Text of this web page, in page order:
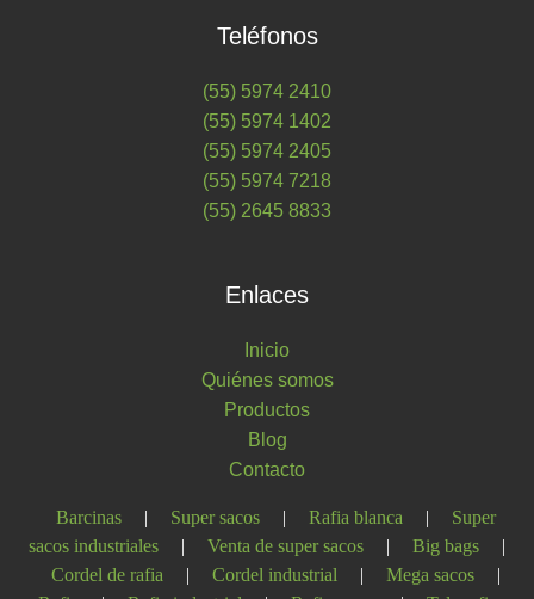
Teléfonos
(55) 5974 2410
(55) 5974 1402
(55) 5974 2405
(55) 5974 7218
(55) 2645 8833
Enlaces
Inicio
Quiénes somos
Productos
Blog
Contacto
Barcinas Super sacos Rafia blanca
Super
sacos industriales
Venta de super sacos Big bags
Cordel de rafia
Cordel industrial Mega sacos